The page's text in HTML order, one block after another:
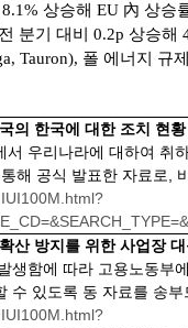
8.1% 상승해 EU 內 상승
분기 대비 0.2p 상승해
Tauron), 폴 에너지 규
의 한국에 대한 조치 현
서 우리나라에 대하여 취
해 공식 발표한 자료로
산 방지를 위한 사업장
생함에 따라 고용노동부
수 있도록 동 자료를 송